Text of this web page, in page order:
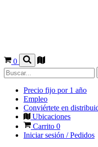
0
Precio fijo por 1 año
Empleo
Conviértete en
Ubicaciones
Carrito 0
Iniciar sesión / Pedidos